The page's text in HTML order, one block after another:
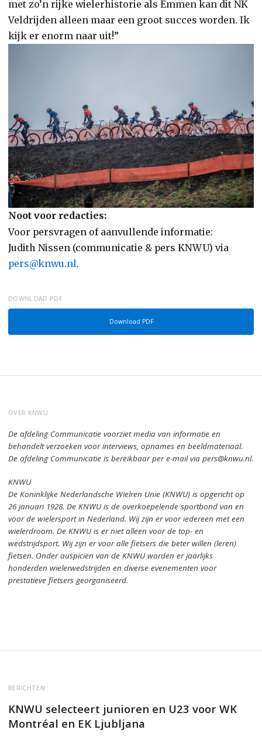
met zo’n rijke wielerhistorie als Emmen kan dit NK
Veldrijden alleen maar een groot succes worden. Ik
kijk er enorm naar uit!”
Noot voor redacties:
Voor persvragen of aanvullende informatie:
Judith Nissen (communicatie & pers KNWU) via
pers@knwu.nl.
DOWNLOAD PDF
Download PDF
OVER KNWU
De afdeling Communicatie voorziet media van informatie en
behandelt verzoeken voor interviews, opnames en beeldmateriaal.
De afdeling Communicatie is bereikbaar per e-mail via pers@knwu.nl.
KNWU
De Koninklijke Nederlandsche Wielren Unie (KNWU) is opgericht op
26 januari 1928. De KNWU is de overkoepelende sportbond van en
voor de wielersport in Nederland. Wij zijn er voor iedereen met een
wielerdroom. De KNWU is er niet alleen voor de top- en
wedstrijdsport. Wij zijn ervoor alle fietsers die beter willen (leren)
fietsen. Onder auspiciën van de KNWU worden er jaarlijks
honderden wielerwedstrijden en diverse evenementen voor
prestatieve fietsers georganiseerd.
BERICHTEN
KNWU selecteert junioren en U23 voor WK
Montréal en EK Ljubljana